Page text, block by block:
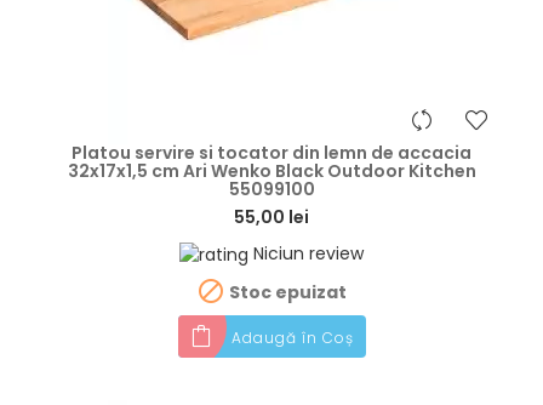
Platou servire si tocator din lemn de accacia
32x17x1,5 cm Ari Wenko Black Outdoor Kitchen
55099100
55,00 lei
Niciun review
 Stoc epuizat
Adaugă în Coș